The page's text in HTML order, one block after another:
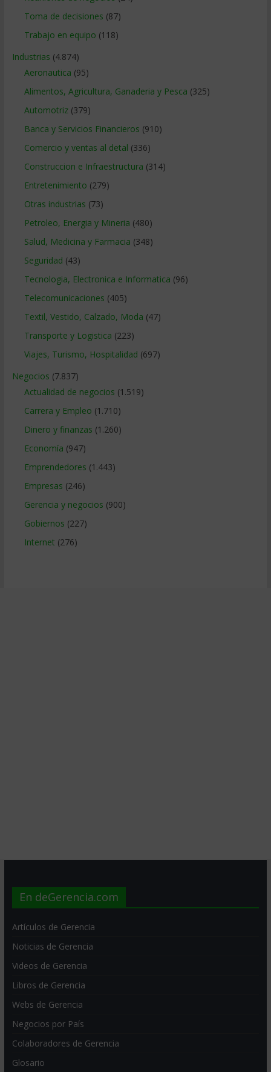
Toma de decisiones (87)
Trabajo en equipo (118)
Industrias (4.874)
Aeronautica (95)
Alimentos, Agricultura, Ganaderia y Pesca (325)
Automotriz(379)
Banca y Servicios Financieros (910)
Comercio y ventas al detal (336)
Construccion e Infraestructura (314)
Entretenimiento (279)
Otras industrias (73)
Petroleo, Energia y Mineria (480)
Salud, Medicina y Farmacia (348)
Seguridad (43)
Tecnologia, Electronica e Informatica (96)
Telecomunicaciones (405)
Textil, Vestido, Calzado, Moda (47)
Transporte y Logistica (223)
Viajes, Turismo, Hospitalidad (697)
Negocios (7.837)
Actualidad de negocios (1.519)
Carrera y Empleo (1.710)
Dinero y finanzas (1.260)
Economía (947)
Emprendedores (1.443)
Empresas (246)
Gerencia y negocios (900)
Gobiernos (227)
Internet (276)
En deGerencia.com
Artículos de Gerencia
Noticias de Gerencia
Videos de Gerencia
Libros de Gerencia
Webs de Gerencia
Negocios por País
Colaboradores de Gerencia
Glosario